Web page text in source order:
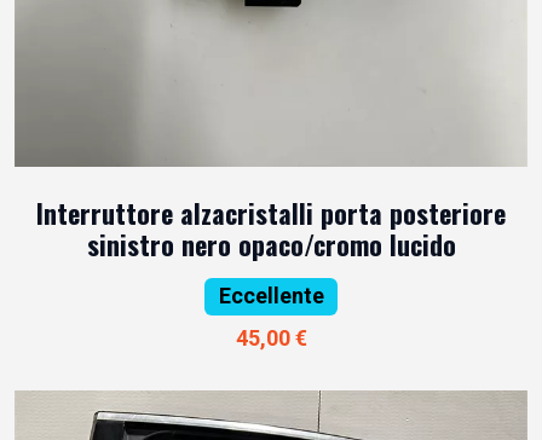
Interruttore alzacristalli porta posteriore
sinistro nero opaco/cromo lucido
Eccellente
45,00 €